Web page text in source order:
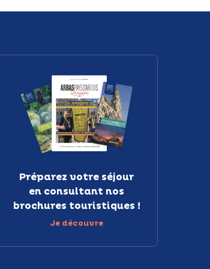
Préparez votre séjour
en consultant nos
brochures touristiques !
Je découvre